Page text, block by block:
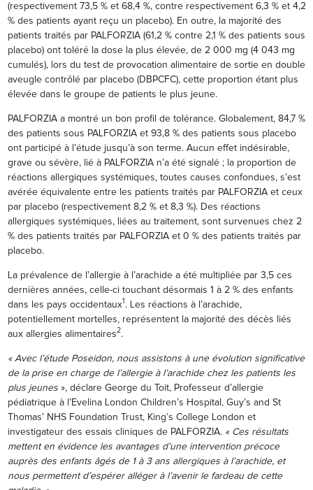
(respectivement 73,5 % et 68,4 %, contre respectivement 6,3 % et 4,2
% des patients ayant reçu un placebo). En outre, la majorité des
patients traités par PALFORZIA (61,2 % contre 2,1 % des patients sous
placebo) ont toléré la dose la plus élevée, de 2 000 mg (4 043 mg
cumulés), lors du test de provocation alimentaire de sortie en double
aveugle contrôlé par placebo (DBPCFC), cette proportion étant plus
élevée dans le groupe de patients le plus jeune.
PALFORZIA a montré un bon profil de tolérance. Globalement, 84,7 %
des patients sous PALFORZIA et 93,8 % des patients sous placebo
ont participé à l’étude jusqu’à son terme. Aucun effet indésirable,
grave ou sévère, lié à PALFORZIA n’a été signalé ; la proportion de
réactions allergiques systémiques, toutes causes confondues, s’est
avérée équivalente entre les patients traités par PALFORZIA et ceux
par placebo (respectivement 8,2 % et 8,3 %). Des réactions
allergiques systémiques, liées au traitement, sont survenues chez 2
% des patients traités par PALFORZIA et 0 % des patients traités par
placebo.
La prévalence de l’allergie à l’arachide a été multipliée par 3,5 ces
dernières années, celle-ci touchant désormais 1 à 2 % des enfants
dans les pays occidentaux1 . Les réactions à l’arachide,
potentiellement mortelles, représentent la majorité des décès liés
aux allergies alimentaires2.
« Avec l’étude Poseidon, nous assistons à une évolution significative
de la prise en charge de l’allergie à l’arachide chez les patients les
plus jeunes», déclare George du Toit, Professeur d’allergie
pédiatrique à l’Evelina London Children’s Hospital, Guy’s and St
Thomas’ NHS Foundation Trust, King’s College London et
investigateur des essais cliniques de PALFORZIA. « Ces résultats
mettent en évidence les avantages d’une intervention précoce
auprès des enfants âgés de 1 à 3 ans allergiques à l’arachide, et
nous permettent d’espérer alléger à l’avenir le fardeau de cette